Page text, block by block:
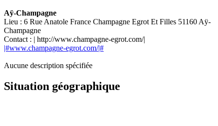
Aÿ-Champagne
Lieu : 6 Rue Anatole France Champagne Egrot Et Filles 51160 Aÿ-
Champagne
Contact : | http://www.champagne-egrot.com/|
|#www.champagne-egrot.com/|#
Aucune description spécifiée
Situation géographique